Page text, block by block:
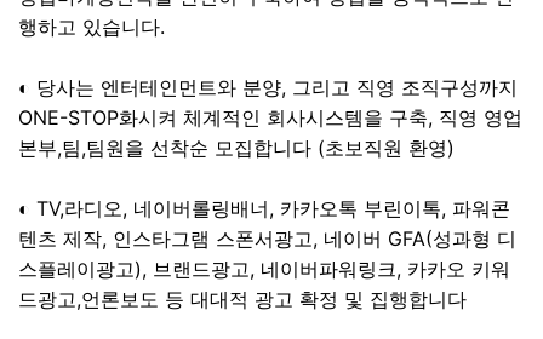
행하고 있습니다.
◐ 당사는 엔터테인먼트와 분양, 그리고 직영 조직구성까지
ONE-STOP화시켜 체계적인 회사시스템을 구축, 직영 영업
본부,팀,팀원을 선착순 모집합니다 (초보직원 환영)
◐ TV,라디오, 네이버롤링배너, 카카오톡 부린이톡, 파워콘
텐츠 제작, 인스타그램 스폰서광고, 네이버 GFA(성과형 디
스플레이광고), 브랜드광고, 네이버파워링크, 카카오 키워
드광고,언론보도 등 대대적 광고 확정 및 집행합니다